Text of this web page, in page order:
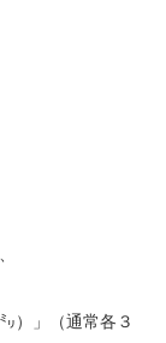
）」（通常各３